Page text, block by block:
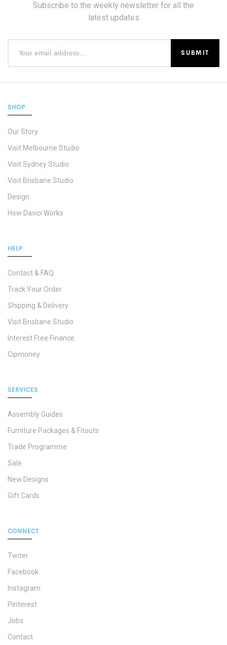
Subscribe to the weekly newsletter for all the
latest updates
SHOP
Our Story
Visit Melbourne Studio
Visit Sydney Studio
Visit Brisbane Studio
Design
How Davici Works
HELP
Contact & FAQ
Track Your Order
Shipping & Delivery
Visit Brisbane Studio
Interest Free Finance
Cipmoney
SERVICES
Assembly Guides
Furniture Packages & Fitouts
Trade Programme
Sale
New Designs
Gift Cards
CONNECT
Twiter
Facebook
Instagram
Pinterest
Jobs
Contact